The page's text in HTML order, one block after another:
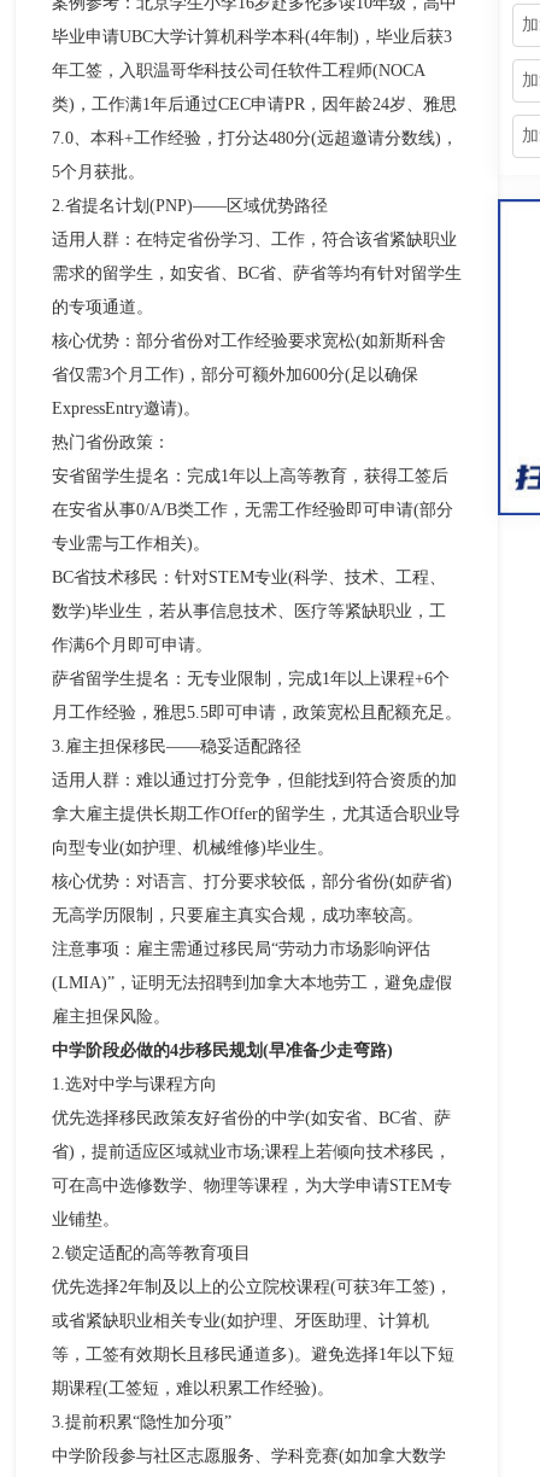
毕业申请UBC大学计算机科学本科(4年制)，毕业后获3
年工签，入职温哥华科技公司任软件工程师(NOCA
类)，工作满1年后通过CEC申请PR，因年龄24岁、雅思
7.0、本科+工作经验，打分达480分(远超邀请分数线)，
5个月获批。​
2.省提名计划(PNP)——区域优势路径​
适用人群：在特定省份学习、工作，符合该省紧缺职业
需求的留学生，如安省、BC省、萨省等均有针对留学生
的专项通道。​
核心优势：部分省份对工作经验要求宽松(如新斯科舍
省仅需3个月工作)，部分可额外加600分(足以确保
ExpressEntry邀请)。​
热门省份政策：​
安省留学生提名：完成1年以上高等教育，获得工签后
在安省从事0/A/B类工作，无需工作经验即可申请(部分
专业需与工作相关)。​
BC省技术移民：针对STEM专业(科学、技术、工程、
数学)毕业生，若从事信息技术、医疗等紧缺职业，工
作满6个月即可申请。​
萨省留学生提名：无专业限制，完成1年以上课程+6个
月工作经验，雅思5.5即可申请，政策宽松且配额充足。​
3.雇主担保移民——稳妥适配路径​
适用人群：难以通过打分竞争，但能找到符合资质的加
拿大雇主提供长期工作Offer的留学生，尤其适合职业导
向型专业(如护理、机械维修)毕业生。​
核心优势：对语言、打分要求较低，部分省份(如萨省)
无高学历限制，只要雇主真实合规，成功率较高。​
注意事项：雇主需通过移民局“劳动力市场影响评估
(LMIA)”，证明无法招聘到加拿大本地劳工，避免虚假
雇主担保风险。​
中学阶段必做的4步移民规划(早准备少走弯路)​
1.选对中学与课程方向​
优先选择移民政策友好省份的中学(如安省、BC省、萨
省)，提前适应区域就业市场;课程上若倾向技术移民，
可在高中选修数学、物理等课程，为大学申请STEM专
业铺垫。​
2.锁定适配的高等教育项目​
优先选择2年制及以上的公立院校课程(可获3年工签)，
或省紧缺职业相关专业(如护理、牙医助理、计算机
等，工签有效期长且移民通道多)。避免选择1年以下短
期课程(工签短，难以积累工作经验)。​
3.提前积累“隐性加分项”​
中学阶段参与社区志愿服务、学科竞赛(如加拿大数学